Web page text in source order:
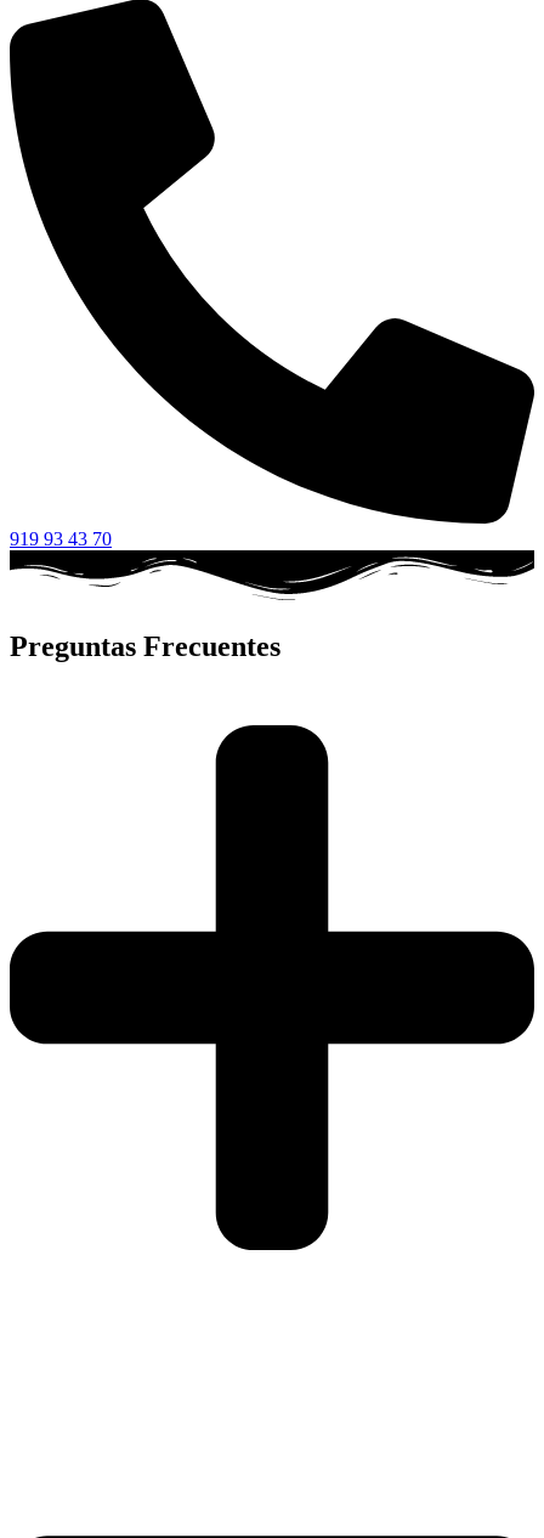
919 93 43 70
Preguntas Frecuentes